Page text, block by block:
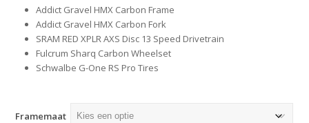
Addict Gravel HMX Carbon Frame
Addict Gravel HMX Carbon Fork
SRAM RED XPLR AXS Disc 13 Speed Drivetrain
Fulcrum Sharq Carbon Wheelset
Schwalbe G-One RS Pro Tires
Framemaat